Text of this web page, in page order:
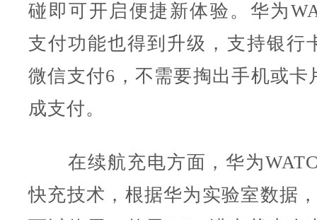
碰即可开启便捷新体验。华为
支付功能也得到升级，支持银行
微信支付6，不需要掏出手机或卡
成支付。
在续航充电方面，华为
快充技术，根据华为实验室数据